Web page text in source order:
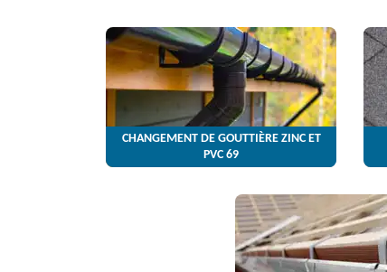
CHANGEMENT DE GOUTTIÈRE ZINC ET
PVC 69